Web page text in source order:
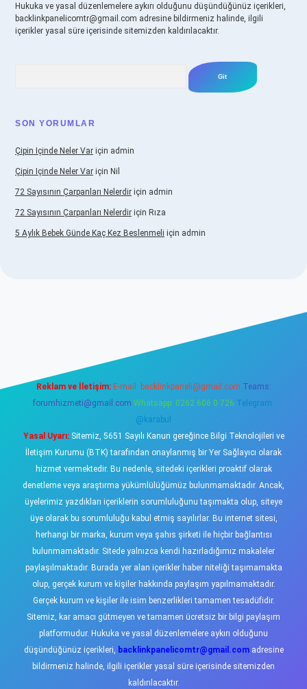
Hukuka ve yasal düzenlemelere aykırı olduğunu düşündüğünüz içerikleri,
backlinkpanelicomtr@gmail.com adresine bildirmeniz halinde, ilgili
içerikler yasal süre içerisinde sitemizden kaldırılacaktır.
SON YORUMLAR
Çipin Içinde Neler Var için admin
Çipin Içinde Neler Var için Nil
72 Sayısının Çarpanları Nelerdir için admin
72 Sayısının Çarpanları Nelerdir için Rıza
5 Aylık Bebek Günde Kaç Kez Beslenmeli için admin
Reklam ve İletişim: E-mail: backlinkpaneli@gmail.com Teams:
forumhizmeti@gmail.com Whatsapp: 0262 606 0 726 Telegram:
@karabul
Yasal Uyarı:Sitemiz, 5651 Sayılı Kanun gereğince Bilgi Teknolojileri ve
İletişim Kurumu (BTK) tarafından onaylanmış bir Yer Sağlayıcı olarak
hizmet vermektedir. Bu nedenle, sitedeki içerikleri proaktif olarak
denetleme veya araştırma yükümlülüğümüz bulunmamaktadır. Ancak,
üyelerimiz yazdıkları içeriklerin sorumluluğunu taşımakta olup, siteye
üye olarak bu sorumluluğu kabul etmiş sayılırlar. Bu internet sitesi,
herhangi bir marka, kurum veya şahıs şirketi ile hiçbir bağlantısı
bulunmamaktadır. Sitede yalnızca kendi hazırladığımız makaleler
paylaşılmaktadır. Burada yer alan içerikler haber niteliği taşımamakta
olup, gerçek kurum ve kişiler hakkında paylaşım yapılmamaktadır.
Gerçek kurum ve kişiler ile isim benzerlikleri tamamen tesadüfidir.
Sitemiz, kar amacı gütmeyen ve tamamen ücretsiz bir bilgi paylaşım
platformudur. Hukuka ve yasal düzenlemelere aykırı olduğunu
düşündüğünüz içerikleri, backlinkpanelicomtr@gmail.comadresine
bildirmeniz halinde, ilgili içerikler yasal süre içerisinde sitemizden
kaldırılacaktır.